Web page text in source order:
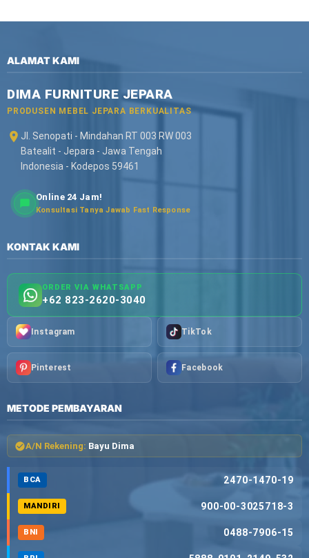
ALAMAT KAMI
DIMA FURNITURE JEPARA
PRODUSEN MEBEL JEPARA BERKUALITAS
Jl. Senopati - Mindahan RT 003 RW 003
Batealit - Jepara - Jawa Tengah
Indonesia - Kodepos 59461
Online 24 Jam!
Konsultasi Tanya Jawab Fast Response
KONTAK KAMI
ORDER VIA WHATSAPP
+62 823-2620-3040
Instagram TikTok
Pinterest Facebook
METODE PEMBAYARAN
A/N Rekening: Bayu Dima
BCA 2470-1470-19
MANDIRI 900-00-3025718-3
BNI 0488-7906-15